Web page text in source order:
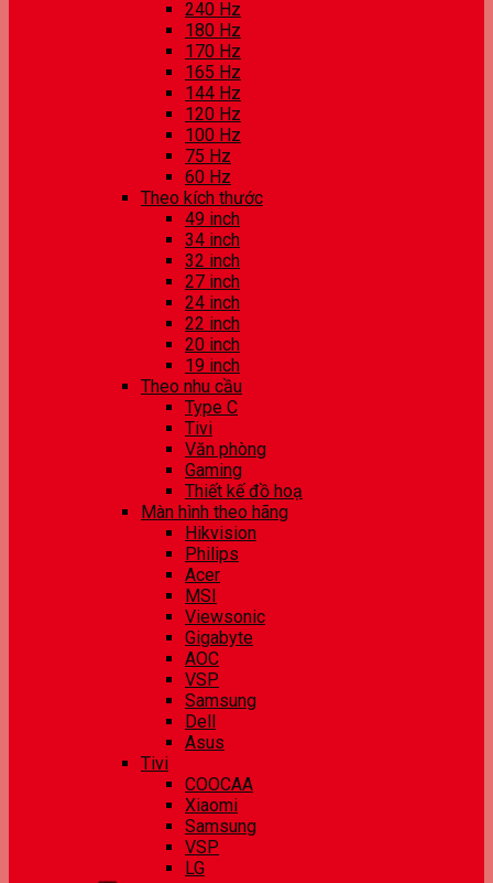
240 Hz
180 Hz
170 Hz
165 Hz
144 Hz
120 Hz
100 Hz
75 Hz
60 Hz
Theo kích thước
49 inch
34 inch
32 inch
27 inch
24 inch
22 inch
20 inch
19 inch
Theo nhu cầu
Type C
Tivi
Văn phòng
Gaming
Thiết kế đồ hoạ
Màn hình theo hãng
Hikvision
Philips
Acer
MSI
Viewsonic
Gigabyte
AOC
VSP
Samsung
Dell
Asus
Tivi
COOCAA
Xiaomi
Samsung
VSP
LG